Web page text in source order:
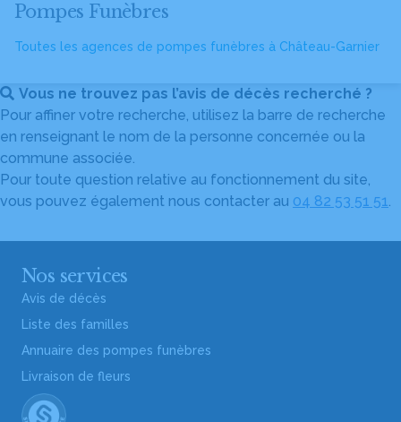
Pompes Funèbres
Toutes les agences de pompes funèbres à Château-Garnier
Vous ne trouvez pas l’avis de décès recherché ?
Pour affiner votre recherche, utilisez la barre de recherche
en renseignant le nom de la personne concernée ou la
commune associée.
Pour toute question relative au fonctionnement du site,
vous pouvez également nous contacter au 04 82 53 51 51.
Nos services
Avis de décès
Liste des familles
Annuaire des pompes funèbres
Livraison de fleurs